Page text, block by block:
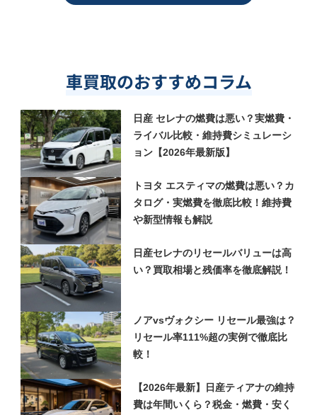
車買取のおすすめコラム
日産 セレナの燃費は悪い？実燃費・
ライバル比較・維持費シミュレーシ
ョン【2026年最新版】
トヨタ エスティマの燃費は悪い？カ
タログ・実燃費を徹底比較！維持費
や新型情報も解説
日産セレナのリセールバリューは高
い？買取相場と残価率を徹底解説！
ノアvsヴォクシー リセール最強は？
リセール率111%超の実例で徹底比
較！
【2026年最新】日産ティアナの維持
費は年間いくら？税金・燃費・安く